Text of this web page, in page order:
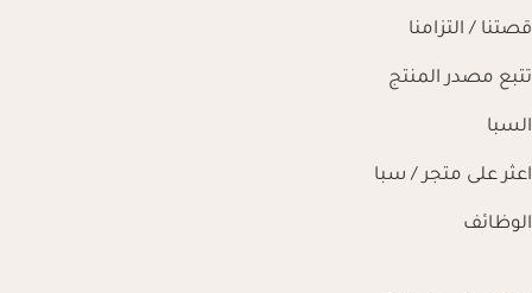
قصتنا / التزامنا
تتبع مصدر المنتج
السبا
اعثر على متجر / سبا
الوظائف